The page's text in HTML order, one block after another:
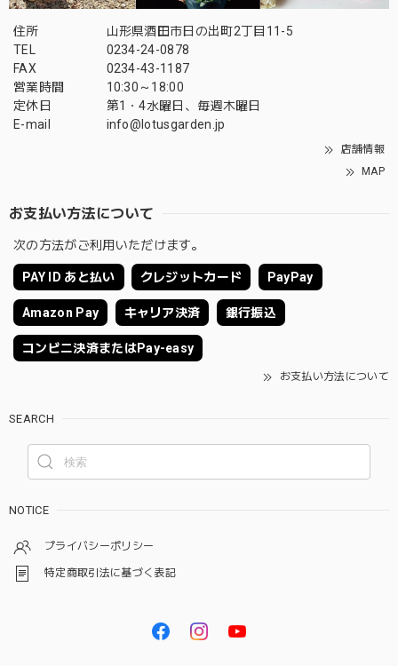
住所
山形県酒田市日の出町2丁目11-5
TEL
0234-24-0878
FAX
0234-43-1187
営業時間
10:30～18:00
定休日
第1・4水曜日、毎週木曜日
E-mail
info@lotusgarden.jp
店舗情報
MAP
お支払い方法について
次の方法がご利用いただけます。
PAY ID あと払い クレジットカード PayPay
Amazon Pay キャリア決済 銀行振込
コンビニ決済またはPay-easy
お支払い方法について
SEARCH
NOTICE
プライバシーポリシー
特定商取引法に基づく表記